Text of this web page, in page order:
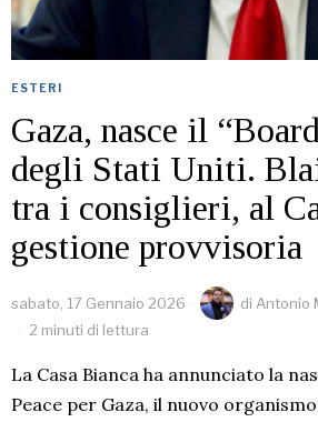
ESTERI
Gaza, nasce il
degli Stati Uniti.
tra i consiglieri, al
gestione provvisoria
sabato, 17 Gennaio 2026 di Antonio
2 minuti di lettura
La Casa Bianca ha annunciato la
Peace per Gaza, il nuovo